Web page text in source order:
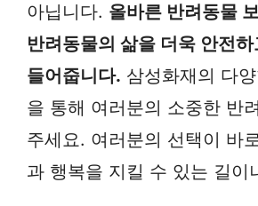
아닙니다. 올바른 반려동물
반려동물의 삶을 더욱 안전
들어줍니다. 삼성화재의 다
을 통해 여러분의 소중한 반
주세요. 여러분의 선택이 바
과 행복을 지킬 수 있는 길이